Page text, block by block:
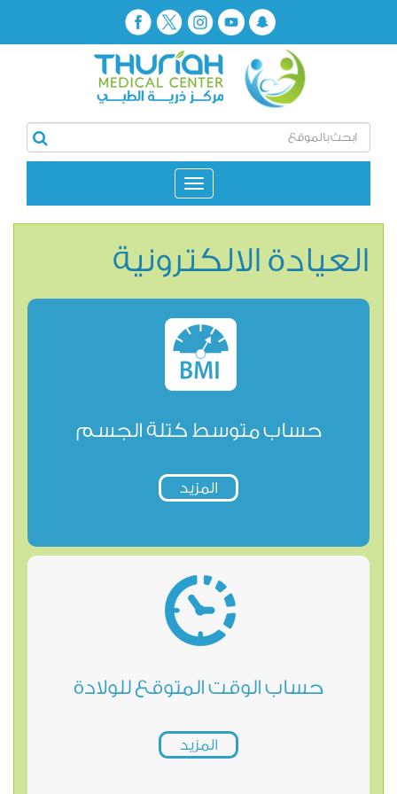
العيادة الالكترونية
حساب متوسط كتلة الجسم
المزيد
حساب الوقت المتوقع للولادة
المزيد